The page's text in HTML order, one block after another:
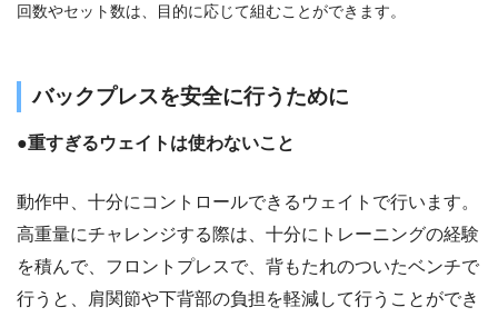
回数やセット数は、目的に応じて組むことができます。
バックプレスを安全に行うために
●重すぎるウェイトは使わないこと
動作中、十分にコントロールできるウェイトで行います。
高重量にチャレンジする際は、十分にトレーニングの経験
を積んで、フロントプレスで、背もたれのついたベンチで
行うと、肩関節や下背部の負担を軽減して行うことができ